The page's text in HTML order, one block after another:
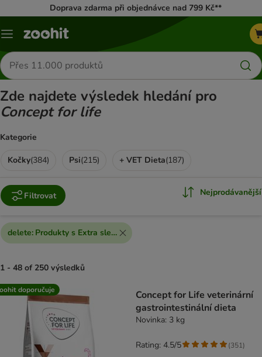
Doprava zdarma při objednávce nad 799 Kč**
Menu
Hledat
produkty
Zde najdete výsledek hledání pro
Concept for life
Kategorie
Kočky(384) Psi(215) + VET Dieta(187)
Filtrovat Nejprodávanější
delete: Produkty s Extra slevou
1 - 48 of 250 výsledků
product items have been changed
doporučuje
Concept for Life veterinární
gastrointestinální dieta
Novinka: 3 kg
Rating: 4.5/5 (351)